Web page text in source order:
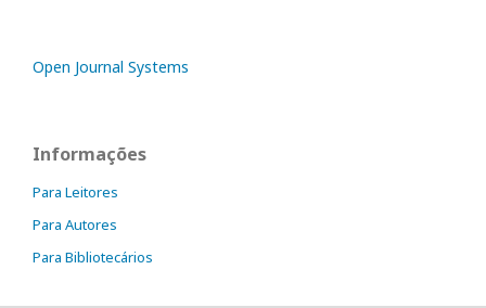
Open Journal Systems
Informações
Para Leitores
Para Autores
Para Bibliotecários